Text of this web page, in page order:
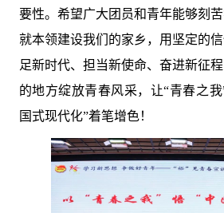
要性。希望广大团员和青年能够刻
就本领建设我们的家乡，用坚定的
足新时代、担当新使命、奋进新征
的地方绽放青春风采，让“青春之
国式现代化”着笔增色！